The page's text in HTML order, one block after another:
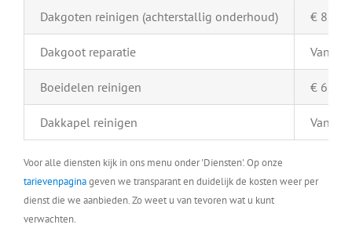
Dakgoten reinigen (achterstallig onderhoud) € 8,-
Dakgoot reparatie Vanaf
Boeidelen reinigen € 6,-
Dakkapel reinigen Vanaf
Voor alle diensten kijk in ons menu onder 'Diensten'. Op onze
tarievenpaginageven we transparant en duidelijk de kosten weer per
dienst die we aanbieden. Zo weet u van tevoren wat u kunt
verwachten.